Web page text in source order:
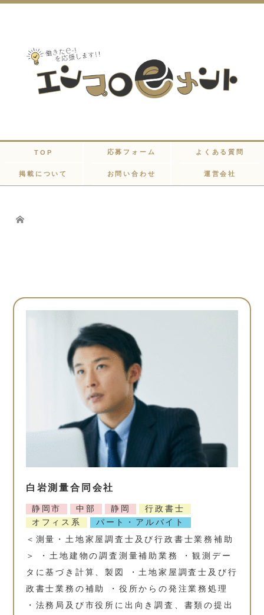
TOP 応募フォーム よくある質問
掲載について お問い合わせ 運営会社
Home
白岩測量合同会社
静岡市 中部 静岡
行政書士
オフィス系
パート・アルバイト
＜測量・土地家屋調査士及び行政書士業務補助
＞ ・土地建物の調査測量補助業務 ・観測デー
タに基づき計算、製図 ・土地家屋調査士及び行
政書士業務の補助 ・役所からの発注業務処理
・法務局及び市役所に出向き調査、書類の提出